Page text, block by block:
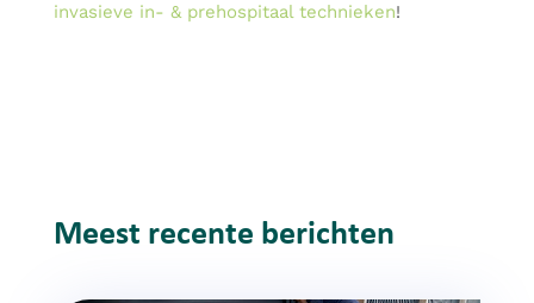
invasieve in- & prehospitaal technieken!
Meest recente berichten